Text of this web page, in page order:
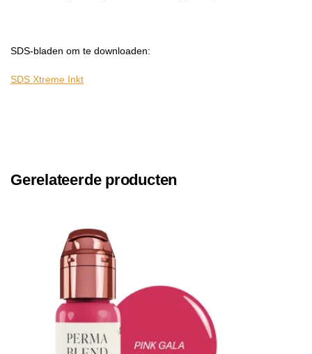
SDS-bladen om te downloaden:
SDS Xtreme Inkt
Gerelateerde producten